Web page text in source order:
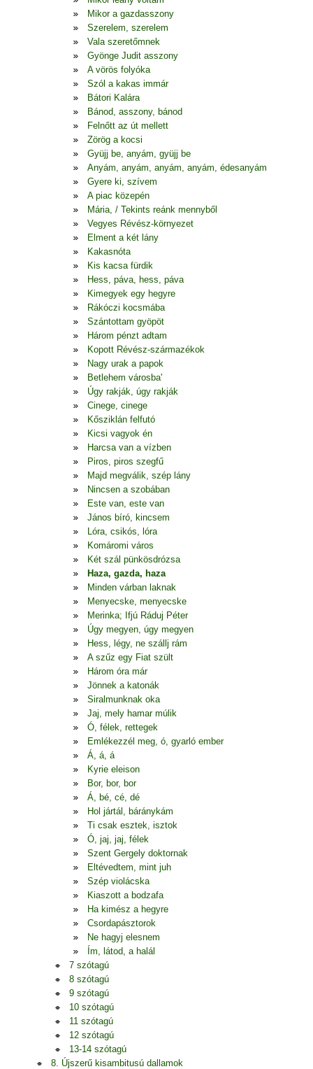
Mikor a gazdasszony
Szerelem, szerelem
Vala szeretőmnek
Gyönge Judit asszony
A vörös folyóka
Szól a kakas immár
Bátori Kalára
Bánod, asszony, bánod
Felnőtt az út mellett
Zörög a kocsi
Gyüjj be, anyám, gyüjj be
Anyám, anyám, anyám, anyám, édesanyám
Gyere ki, szívem
A piac közepén
Mária, / Tekints reánk mennyből
Vegyes Révész-környezet
Elment a két lány
Kakasnóta
Kis kacsa fürdik
Hess, páva, hess, páva
Kimegyek egy hegyre
Rákóczi kocsmába
Szántottam gyöpöt
Három pénzt adtam
Kopott Révész-származékok
Nagy urak a papok
Betlehem városba'
Úgy rakják, úgy rakják
Cinege, cinege
Kősziklán felfutó
Kicsi vagyok én
Harcsa van a vízben
Piros, piros szegfű
Majd megválik, szép lány
Nincsen a szobában
Este van, este van
János bíró, kincsem
Lóra, csikós, lóra
Komáromi város
Két szál pünkösdrózsa
Haza, gazda, haza
Minden várban laknak
Menyecske, menyecske
Merinka; Ifjú Ráduj Péter
Úgy megyen, úgy megyen
Hess, légy, ne szállj rám
A szűz egy Fiat szült
Három óra már
Jönnek a katonák
Siralmunknak oka
Jaj, mely hamar múlik
Ó, félek, rettegek
Emlékezzél meg, ó, gyarló ember
Á, á, á
Kyrie eleison
Bor, bor, bor
Á, bé, cé, dé
Hol jártál, báránykám
Ti csak esztek, isztok
Ó, jaj, jaj, félek
Szent Gergely doktornak
Eltévedtem, mint juh
Szép violácska
Kiaszott a bodzafa
Ha kimész a hegyre
Csordapásztorok
Ne hagyj elesnem
Ím, látod, a halál
7 szótagú
8 szótagú
9 szótagú
10 szótagú
11 szótagú
12 szótagú
13-14 szótagú
8. Újszerű kisambitusú dallamok